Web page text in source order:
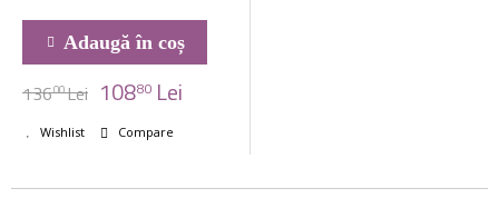
Adaugă în coș
13600Lei 10880 Lei
Wishlist Compare